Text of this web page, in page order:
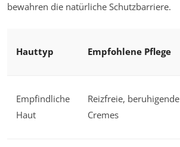
bewahren die natürliche Schutzbarriere.
Hauttyp Empfohlene Pflege
Empfindliche
Haut
Reizfreie, beruhigende
Cremes